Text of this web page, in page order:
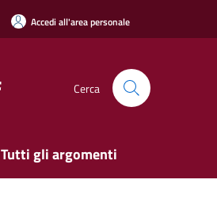
Accedi all'area personale
Cerca
Tutti gli argomenti